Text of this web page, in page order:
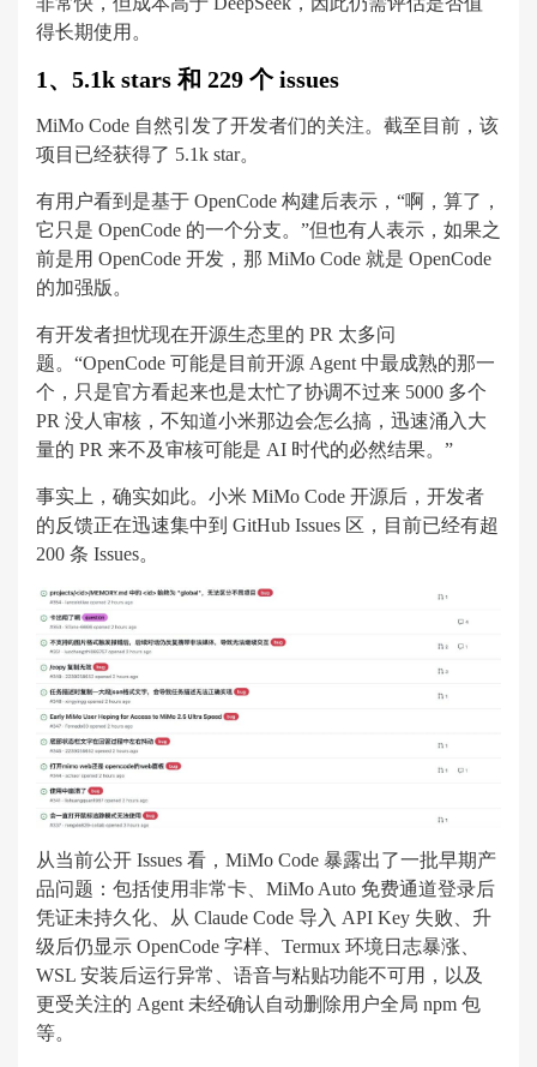
得长期使用。
1、5.1k stars 和 229 个 issues
MiMo Code 自然引发了开发者们的关注。截至目前，该
项目已经获得了 5.1k star。
有用户看到是基于 OpenCode 构建后表示，“啊，算了，
它只是 OpenCode 的一个分支。”但也有人表示，如果之
前是用 OpenCode 开发，那 MiMo Code 就是 OpenCode
的加强版。
有开发者担忧现在开源生态里的 PR 太多问
题。“OpenCode 可能是目前开源 Agent 中最成熟的那一
个，只是官方看起来也是太忙了协调不过来 5000 多个
PR 没人审核，不知道小米那边会怎么搞，迅速涌入大
量的 PR 来不及审核可能是 AI 时代的必然结果。”
事实上，确实如此。小米 MiMo Code 开源后，开发者
的反馈正在迅速集中到 GitHub Issues 区，目前已经有超
200 条 Issues。
从当前公开 Issues 看，MiMo Code 暴露出了一批早期产
品问题：包括使用非常卡、MiMo Auto 免费通道登录后
凭证未持久化、从 Claude Code 导入 API Key 失败、升
级后仍显示 OpenCode 字样、Termux 环境日志暴涨、
WSL 安装后运行异常、语音与粘贴功能不可用，以及
更受关注的 Agent 未经确认自动删除用户全局 npm 包
等。